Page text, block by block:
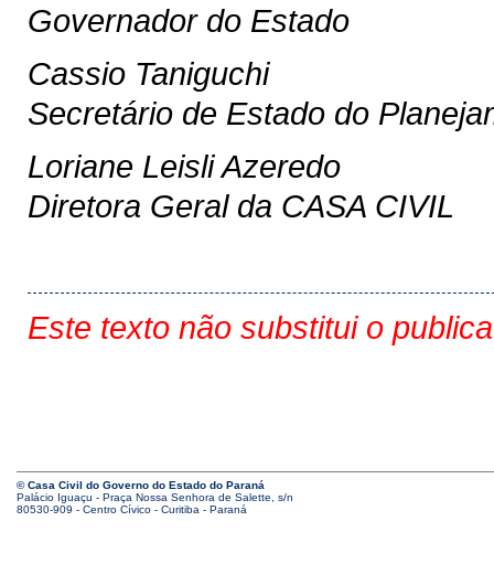
Governador do Estado
Cassio Taniguchi
Secretário de Estado do
Loriane Leisli Azeredo
Diretora Geral da CASA CIVIL
Este texto não substitui o
© Casa Civil do Governo do Estado do Paraná
Palácio Iguaçu - Praça Nossa Senhora de Salette, s/n
80530-909 - Centro Cívico - Curitiba - Paraná